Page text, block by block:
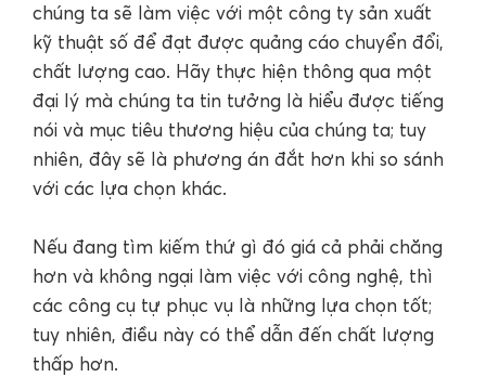
chúng ta sẽ làm việc với một công ty sản xuất
kỹ thuật số để đạt được quảng cáo chuyển đổi,
chất lượng cao. Hãy thực hiện thông qua một
đại lý mà chúng ta tin tưởng là hiểu được tiếng
nói và mục tiêu thương hiệu của chúng ta; tuy
nhiên, đây sẽ là phương án đắt hơn khi so sánh
với các lựa chọn khác.
Nếu đang tìm kiếm thứ gì đó giá cả phải chăng
hơn và không ngại làm việc với công nghệ, thì
các công cụ tự phục vụ là những lựa chọn tốt;
tuy nhiên, điều này có thể dẫn đến chất lượng
thấp hơn.